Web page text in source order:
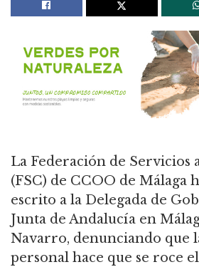
La Federación de Servicios
(FSC) de CCOO de Málaga
escrito a la Delegada de
Junta de Andalucía en
Navarro, denunciando que
personal hace que se roce